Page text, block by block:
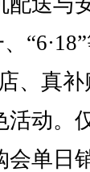
、真
活动。
会单日